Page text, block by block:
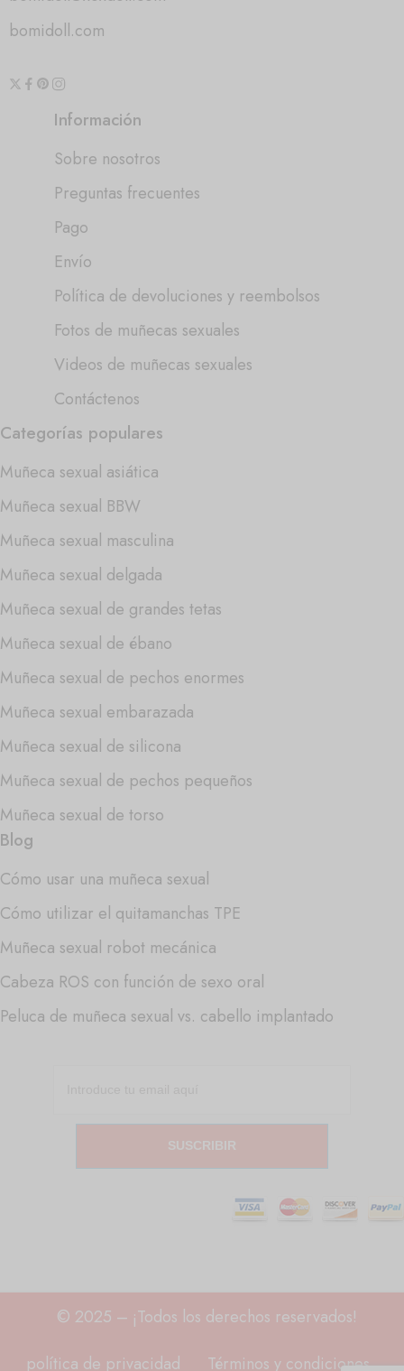
bomidoll.com
Información
Sobre nosotros
Preguntas frecuentes
Pago
Envío
Política de devoluciones y reembolsos
Fotos de muñecas sexuales
Videos de muñecas sexuales
Contáctenos
Categorías populares
Muñeca sexual asiática
Muñeca sexual BBW
Muñeca sexual masculina
Muñeca sexual delgada
Muñeca sexual de grandes tetas
Muñeca sexual de ébano
Muñeca sexual de pechos enormes
Muñeca sexual embarazada
Muñeca sexual de silicona
Muñeca sexual de pechos pequeños
Muñeca sexual de torso
Blog
Cómo usar una muñeca sexual
Cómo utilizar el quitamanchas TPE
Muñeca sexual robot mecánica
Cabeza ROS con función de sexo oral
Peluca de muñeca sexual vs. cabello implantado
SUSCRIBIR
© 2025 – ¡Todos los derechos reservados!
política de privacidad
Términos y condiciones